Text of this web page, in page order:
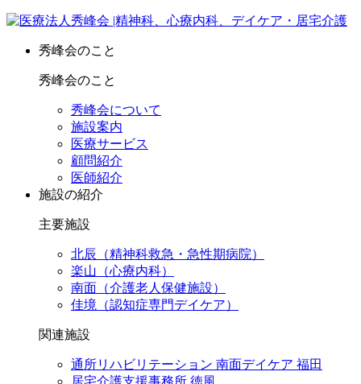
秀峰会のこと
秀峰会のこと
秀峰会について
施設案内
医療サービス
顧問紹介
医師紹介
施設の紹介
主要施設
北辰（精神科救急・急性期病院）
楽山（心療内科）
南面（介護老人保健施設）
佳境（認知症専門デイケア）
関連施設
通所リハビリテーション 南面デイケア 福田
居宅介護支援事務所 徳風